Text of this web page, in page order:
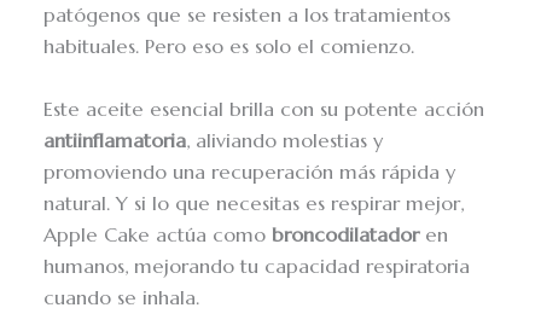
patógenos que se resisten a los tratamientos
habituales. Pero eso es solo el comienzo.
Este aceite esencial brilla con su potente acción
antiinflamatoria, aliviando molestias y
promoviendo una recuperación más rápida y
natural. Y si lo que necesitas es respirar mejor,
Apple Cake actúa como broncodilatadoren
humanos, mejorando tu capacidad respiratoria
cuando se inhala.